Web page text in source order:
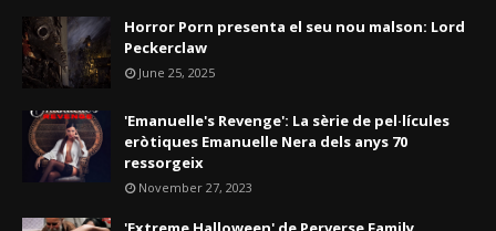
Horror Porn presenta el seu nou malson: Lord
Peckerclaw
June 25, 2025
'Emanuelle's Revenge': La sèrie de pel·lícules
eròtiques Emanuelle Nera dels anys 70
ressorgeix
November 27, 2023